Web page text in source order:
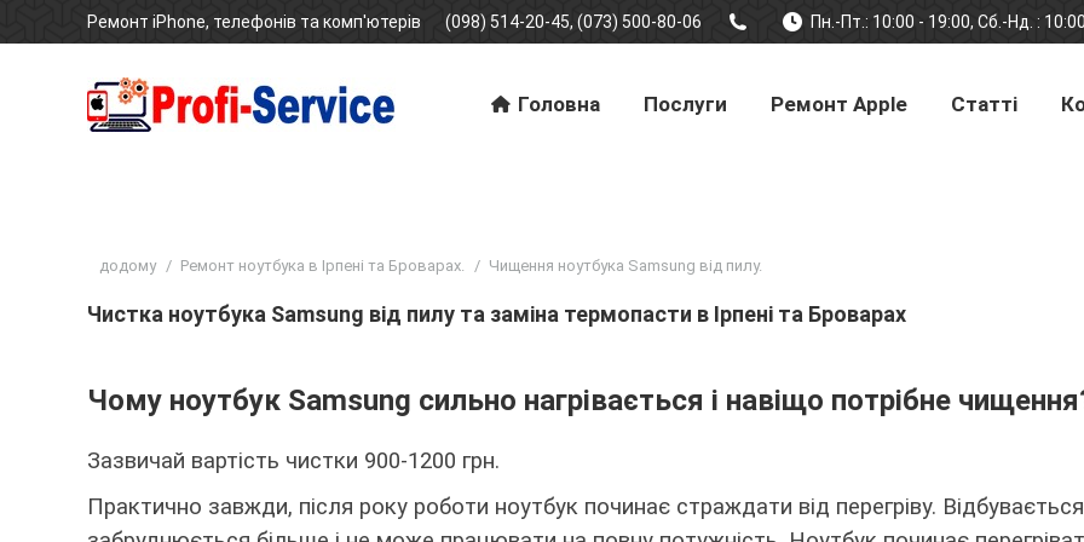
Ремонт iPhone, телефонів та комп'ютерів (098) 514-20-45, (073) 500-80-06 Пн.-Пт.: 10:00 - 19:00, Сб.-Нд. :
Головна Послуги Ремонт Apple Статті
Ти тут:
додому Ремонт ноутбука в Ірпені та Броварах. Чищення ноутбука Samsung від пилу.
Чистка ноутбука Samsung від пилу та заміна термопасти в Ірпені та Броварах
Чому ноутбук Samsung сильно нагрівається і навіщо потрібне
Зазвичай вартість чистки 900-1200 грн.
Практично завжди, після року роботи ноутбук починає страждати від перегріву.